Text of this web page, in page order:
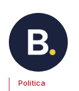
Politica